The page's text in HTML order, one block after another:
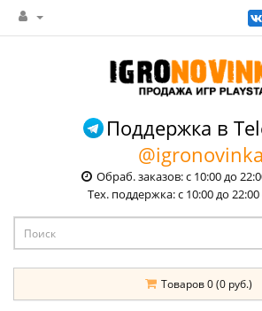
Поддержка в
@igronovinka
Обраб. заказов: с 10:00 до
Тех. поддержка: с 10:00 до 22:00
Товаров 0 (0 руб.)